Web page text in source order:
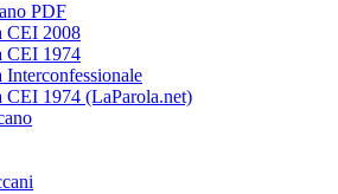
PDF
CEI 2008
CEI 1974
CEI 1974 (LaParola.net)